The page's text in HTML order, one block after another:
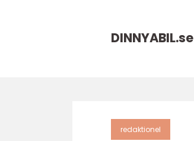
DINNYABIL.se
redaktionel